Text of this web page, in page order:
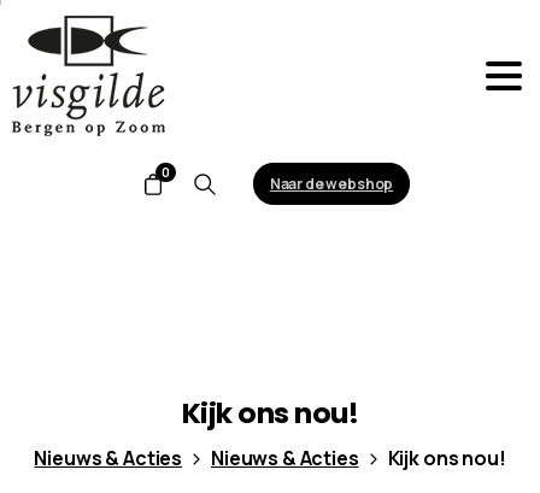
0
Search
Naar de webshop
Kijkonsnou!
Nieuws & Acties Nieuws & Acties Kijk ons nou!